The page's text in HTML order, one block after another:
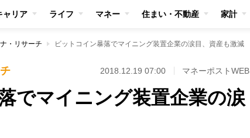
ャリア ライフ マネー 住まい・不動産 家計
・リサーチ ビットコイン暴落でマイニング装置企業の涙目、資産も激減
2018.12.19 07:00 マネーポストWEB
でマイニング装置企業の涙